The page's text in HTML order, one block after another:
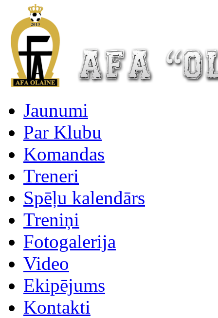
Jaunumi
Par Klubu
Komandas
Treneri
Spēļu kalendārs
Treniņi
Fotogalerija
Video
Ekipējums
Kontakti